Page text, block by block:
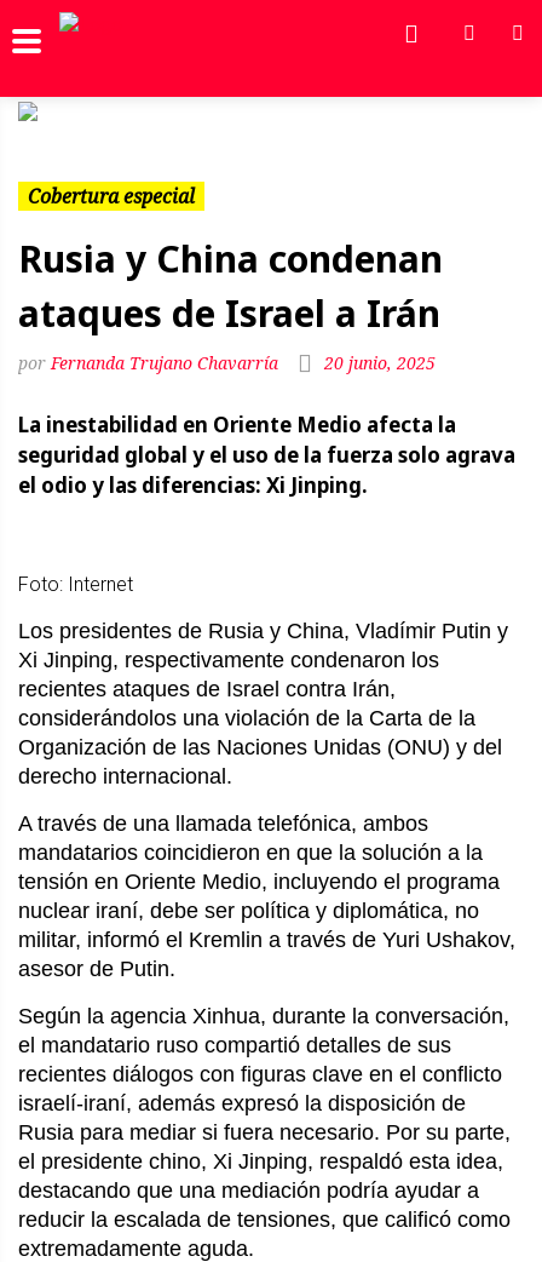
Cobertura especial
Rusia y China condenan
ataques de Israel a Irán
Fernanda Trujano Chavarría 20 junio, 2025
La inestabilidad en Oriente Medio afecta la
seguridad global y el uso de la fuerza solo agrava
el odio y las diferencias: Xi Jinping.
Foto: Internet
Los presidentes de Rusia y China, Vladímir Putin y
Xi Jinping, respectivamente condenaron los
recientes ataques de Israel contra Irán,
considerándolos una violación de la Carta de la
Organización de las Naciones Unidas (ONU) y del
derecho internacional.
A través de una llamada telefónica, ambos
mandatarios coincidieron en que la solución a la
tensión en Oriente Medio, incluyendo el programa
nuclear iraní, debe ser política y diplomática, no
militar, informó el Kremlin a través de Yuri Ushakov,
asesor de Putin.
Según la agencia Xinhua, durante la conversación,
el mandatario ruso compartió detalles de sus
recientes diálogos con figuras clave en el conflicto
israelí-iraní, además expresó la disposición de
Rusia para mediar si fuera necesario. Por su parte,
el presidente chino, Xi Jinping, respaldó esta idea,
destacando que una mediación podría ayudar a
reducir la escalada de tensiones, que calificó como
extremadamente aguda.